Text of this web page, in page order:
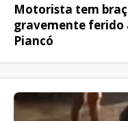
Motorista tem
gravemente ferido
Piancó